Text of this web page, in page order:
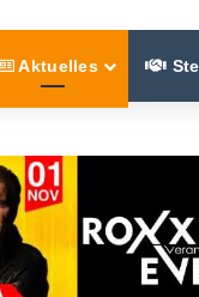
Aktuelles